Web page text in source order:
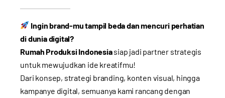
Ingin brand-mu tampil beda dan mencuri perhatian
di dunia digital?
Rumah Produksi Indonesiasiap jadi partner strategis
untuk mewujudkan ide kreatifmu!
Dari konsep, strategi branding, konten visual, hingga
kampanye digital, semuanya kami rancang dengan